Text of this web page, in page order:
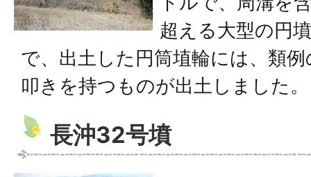
超える大型の円
で、出土した円筒埴輪には、類
叩きを持つものが出土しました。
長沖32号墳